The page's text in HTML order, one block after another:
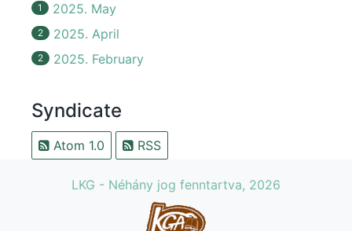
1 2025. May
2 2025. April
2 2025. February
Syndicate
Atom 1.0 RSS
LKG - Néhány jog fenntartva, 2026